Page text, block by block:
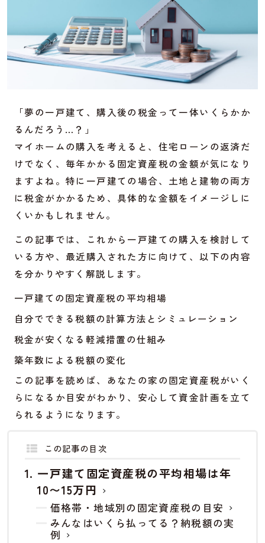
「夢の一戸建て、購入後の税金って一体いくらかか
るんだろう…？」
マイホームの購入を考えると、住宅ローンの返済だ
けでなく、毎年かかる固定資産税の金額が気になり
ますよね。特に一戸建ての場合、土地と建物の両方
に税金がかかるため、具体的な金額をイメージしに
くいかもしれません。
この記事では、これから一戸建ての購入を検討して
いる方や、最近購入された方に向けて、以下の内容
を分かりやすく解説します。
一戸建ての固定資産税の平均相場
自分でできる税額の計算方法とシミュレーション
税金が安くなる軽減措置の仕組み
築年数による税額の変化
この記事を読めば、あなたの家の固定資産税がいく
らになるか目安がわかり、安心して資金計画を立て
られるようになります。
この記事の目次
一戸建て固定資産税の平均相場は年
10〜15万円
価格帯・地域別の固定資産税の目安
みんなはいくら払ってる？納税額の実
例